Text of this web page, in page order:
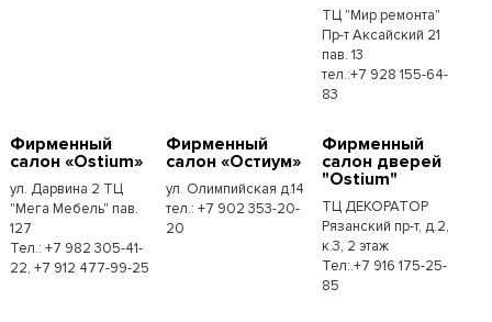
ТЦ "Мир ремонта"
Пр-т Аксайский 21
пав. 13
тел.:+7 928 155-64-
83
Фирменный
салон «Ostium»
ул. Дарвина 2 ТЦ
"Мега Мебель" пав.
127
Тел.: +7 982 305-41-
22, +7 912 477-99-25
Фирменный
салон «Остиум»
ул. Олимпийская д.14
тел.: +7 902 353-20-
20
Фирменный
салон дверей
"Ostium"
ТЦ ДЕКОРАТОР
Рязанский пр-т, д.2,
к.3, 2 этаж
Тел:.+7 916 175-25-
85